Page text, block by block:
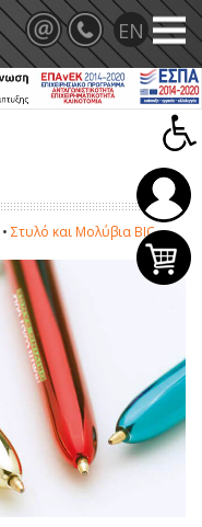
• Στυλό και Μολύβια BIC